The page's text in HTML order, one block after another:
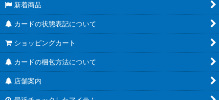
新着商品
カードの状態表記について
ショッピングカート
カードの梱包方法について
店舗案内